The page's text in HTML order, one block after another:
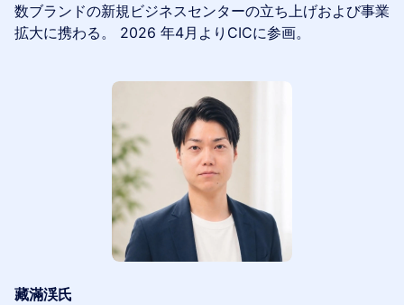
数ブランドの新規ビジネスセンターの立ち上げおよび事業
拡大に携わる。 2026 年4月よりCICに参画。
藏滿渓氏